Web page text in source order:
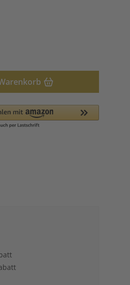
ein oder benutze die Schaltflächen